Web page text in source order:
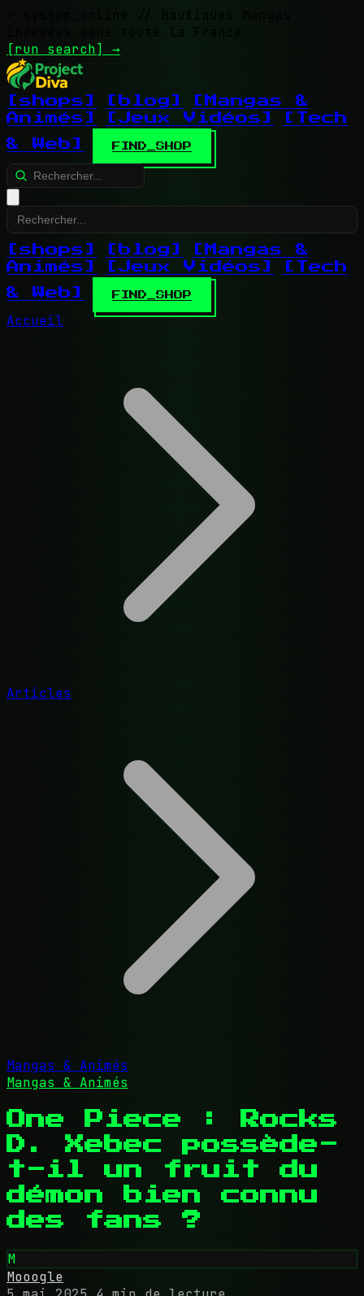
// Boutiques Mangas
indexées dans toute la France
[run search] →
[shops] [blog]
[Mangas &
Animés]
[Jeux Vidéos]
[Tech
& Web]
FIND_SHOP
[shops] [blog]
[Mangas &
Animés]
[Jeux Vidéos]
[Tech
& Web]
FIND_SHOP
Accueil
Articles
Mangas & Animés
Mangas & Animés
One Piece : Rocks
D. Xebec possède-
t-il un fruit du
démon bien connu
des fans ?
M
Mooogle